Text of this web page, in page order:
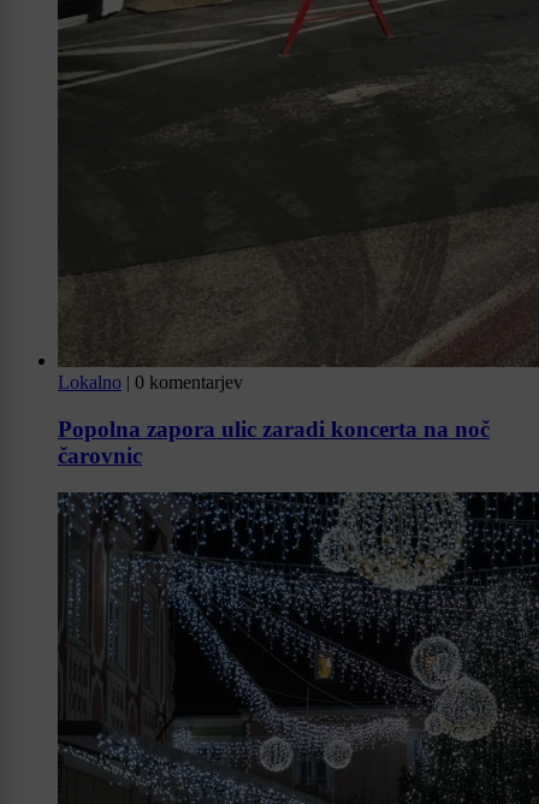
Lokalno | 0 komentarjev
Popolna zapora ulic zaradi koncerta na noč
čarovnic